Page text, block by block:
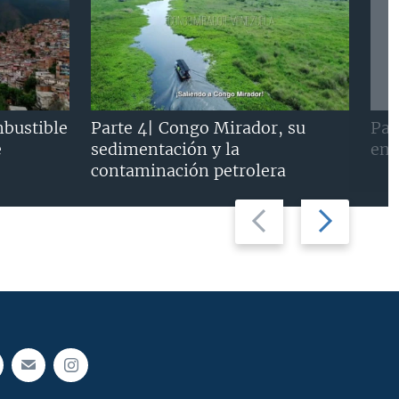
Previous
slide
Next
slide
Parte 4| Congo Mirador, su
sedimentación y la
contaminación petrolera
en